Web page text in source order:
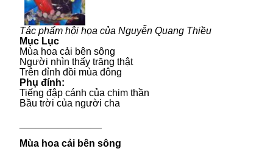
Tác phẩm hội họa của Nguyễn Quang Thiều
Mục Lục
Mùa hoa cải bên sông
Người nhìn thấy trăng thật
Trên đỉnh đồi mùa đông
Phụ đính:
Tiếng đập cánh của chim thần
Bầu trời của người cha
Mùa hoa cải bên sông